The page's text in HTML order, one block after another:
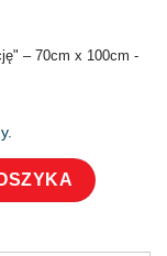
– 70cm x 100cm -
mam rację"